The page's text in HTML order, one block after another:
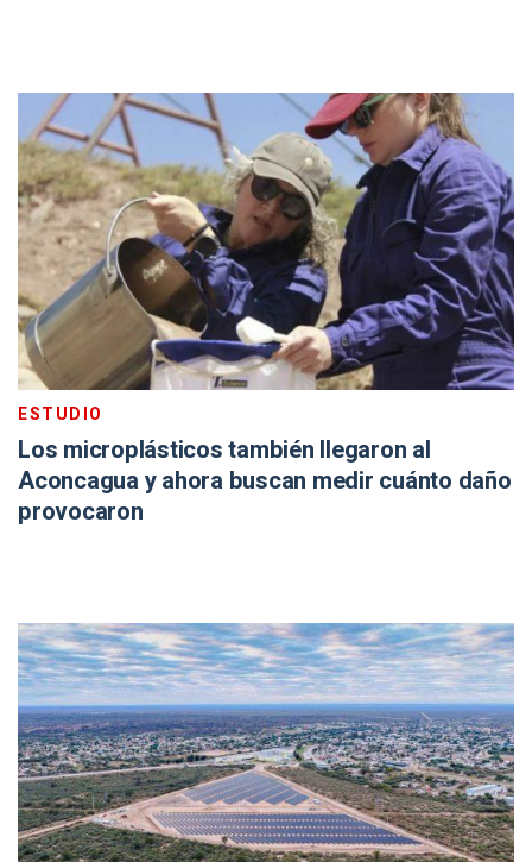
ESTUDIO
Los microplásticos también llegaron al
Aconcagua y ahora buscan medir cuánto daño
provocaron